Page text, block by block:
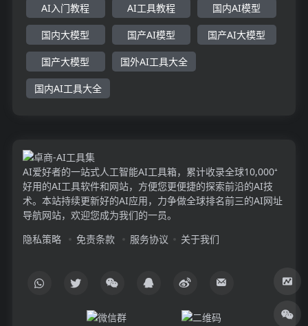
AI入门教程 AI工具教程 国内AI模型
国内大模型 国产AI模型 国产AI大模型
国产大模型 国外AI工具大全
国内AI工具大全
AI爱好者的一站式人工智能AI工具箱，累计收录全球10,000⁺
好用的AI工具软件和网站，方便您更便捷的探索前沿的AI技
术。本站持续更新好的AI应用，力争做全球排名前三的AI网址
导航网站，欢迎您成为我们的一员。
隐私策略
免责条款 服务协议 关于我们